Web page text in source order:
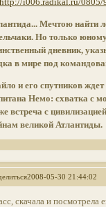
Мечтою найти
Но только
дневник,
в мире под
и его спутников
Немо: схватка с
встреча с
великой Атлантиды.
2008-05-30 21:44:02
скачала и